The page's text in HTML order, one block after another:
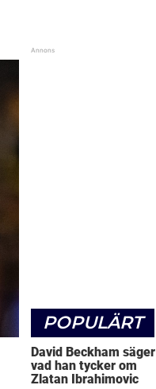
POPULÄRT
David Beckham säger
vad han tycker om
Zlatan Ibrahimovic